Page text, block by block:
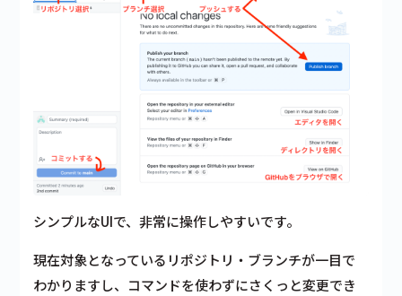
シンプルなUIで、非常に操作しやすいです。
現在対象となっているリポジトリ・ブランチが一目で
わかりますし、コマンドを使わずにさくっと変更でき